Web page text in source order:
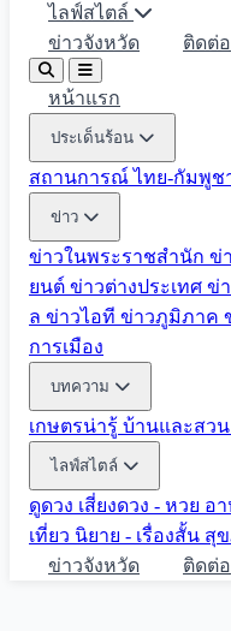
ไลฟ์สไตล์
ข่าวจังหวัด
ติดต่อ
หน้าแรก
ประเด็นร้อน
สถานการณ์ ไทย-กัมพูช
ข่าว
ข่าวในพระราชสำนัก ข่
ยนต์ ข่าวต่างประเทศ ข่
ล ข่าวไอที ข่าวภูมิภาค
การเมือง
บทความ
เกษตรน่ารู้ บ้านและสวน
ไลฟ์สไตล์
ดูดวง เสี่ยงดวง - หวย อ
เที่ยว นิยาย - เรื่องสั้น สุ
ข่าวจังหวัด
ติดต่อ